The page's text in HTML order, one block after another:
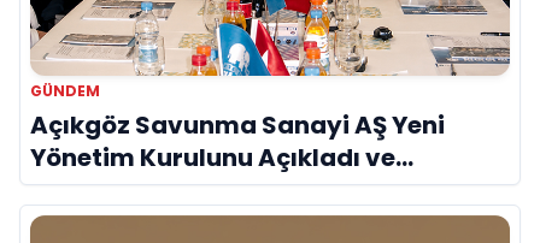
GÜNDEM
Açıkgöz Savunma Sanayi AŞ Yeni
Yönetim Kurulunu Açıkladı ve
Savunma Sanayinde Küresel Vizyon
Vurgusu